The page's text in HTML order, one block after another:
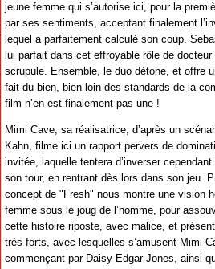
jeune femme qui s’autorise ici, pour la
par ses sentiments, acceptant finalement
lequel a parfaitement calculé son coup.
lui parfait dans cet effroyable rôle de
scrupule. Ensemble, le duo détone, et offre
fait du bien, bien loin des standards de la
film n’en est finalement pas une !
Mimi Cave, sa réalisatrice, d’après un
Kahn, filme ici un rapport pervers de
invitée, laquelle tentera d’inverser
son tour, en rentrant dès lors dans son jeu.
concept de "Fresh" nous montre une vision
femme sous le joug de l’homme, pour
cette histoire riposte, avec malice, et
très forts, avec lesquelles s’amusent Mimi
commençant par Daisy Edgar-Jones, ainsi